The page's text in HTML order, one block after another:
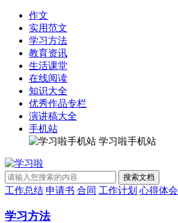
作文
实用范文
学习方法
教育资讯
生活课堂
在线阅读
知识大全
优秀作品专栏
演讲稿大全
手机站
学习啦手机站
工作总结 申请书 合同 工作计划 心得体会
学习方法